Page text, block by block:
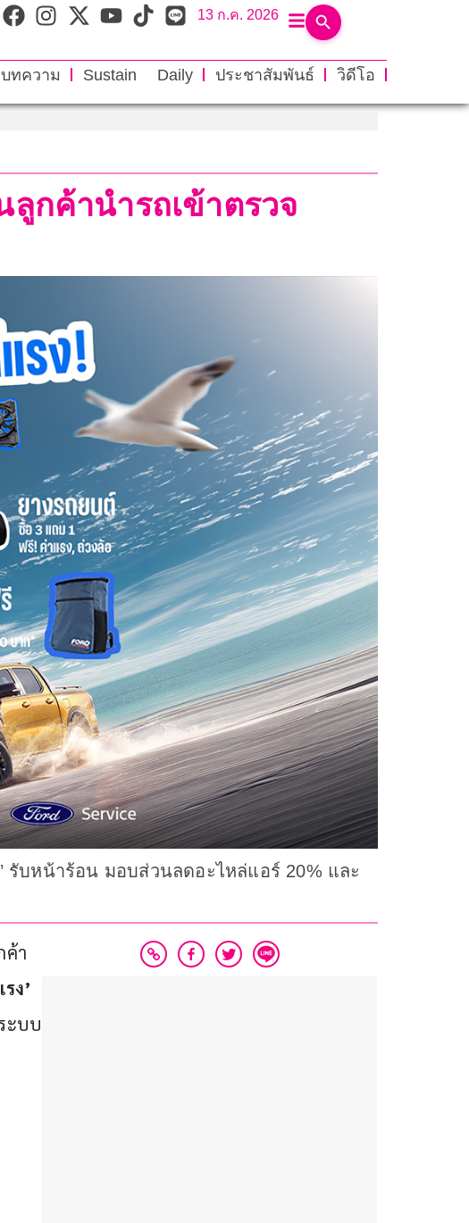
13 ก.ค. 2026
บทความ Sustain Daily ประชาสัมพันธ์
วิดีโอ
ลูกค้านำรถเข้าตรวจ
รับหน้าร้อน มอบส่วนลดอะไหล่แอร์ 20% และ
ค้า
ง’
ะบบ